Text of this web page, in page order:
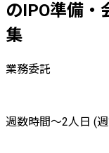
のIPO準備・
集
業務委託
週数時間〜2人日 (